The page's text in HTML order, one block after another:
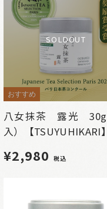
SOLDOUT
おすすめ
八女抹茶 露光 30g
入）【TSUYUHIKARI】
¥2,980 税込